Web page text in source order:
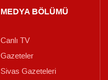
MEDYA BÖLÜMÜ
Canlı TV
Gazeteler
Sivas Gazeteleri